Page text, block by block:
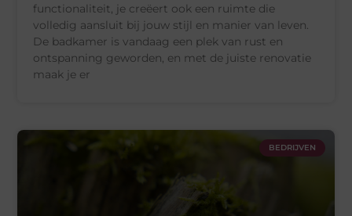
functionaliteit, je creëert ook een ruimte die
volledig aansluit bij jouw stijl en manier van leven.
De badkamer is vandaag een plek van rust en
ontspanning geworden, en met de juiste renovatie
maak je er
BEDRIJVEN